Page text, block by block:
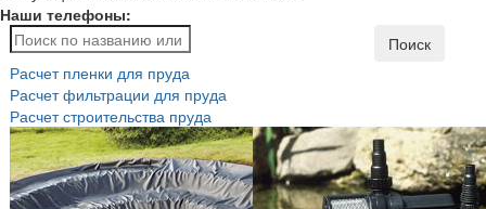
Наши телефоны:
Поиск
Расчет пленки для пруда
Расчет фильтрации для пруда
Расчет строительства пруда